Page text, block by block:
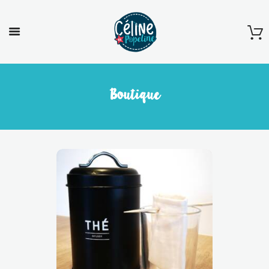
Boutique